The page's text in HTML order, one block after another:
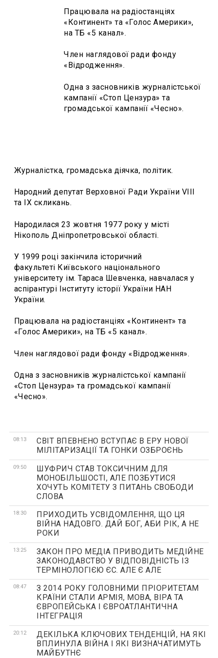
Працювала на радіостанціях
«Континент» та «Голос Америки»,
на ТБ «5 канал».
Член наглядової ради фонду
«Відродження».
Одна з засновників журналістської
кампанії «Стоп Цензура» та
громадської кампанії «Чесно».
Журналістка, громадська діячка, політик.
Народний депутат Верховної Ради України VIII
та ІХ скликань.
Народилася 23 жовтня 1977 року у місті
Нікополь Дніпропетровської області.
У 1999 році закінчила історичний
факультеті Київського національного
університету ім. Тараса Шевченка, навчалася у
аспірантурі Інституту історії України НАН
України.
Працювала на радіостанціях «Континент» та
«Голос Америки», на ТБ «5 канал».
Член наглядової ради фонду «Відродження».
Одна з засновників журналістської кампанії
«Стоп Цензура» та громадської кампанії
«Чесно».
08:13
СВІТ ВПЕВНЕНО ВСТУПАЄ В ЕРУ НОВОЇ
МІЛІТАРИЗАЦІЇ ТА ГОНКИ ОЗБРОЄНЬ
09:50
ШУФРИЧ СТАВ ТОКСИЧНИМ ДЛЯ
МОНОБІЛЬШОСТІ, АЛЕ ПОЗБУТИСЯ
ХОЧУТЬ КОМІТЕТУ З ПИТАНЬ СВОБОДИ
СЛОВА
18:30
ПРИХОДИТЬ УСВІДОМЛЕННЯ, ЩО ЦЯ
ВІЙНА НАДОВГО. ДАЙ БОГ, АБИ РІК, А НЕ
РОКИ
13:25
ЗАКОН ПРО МЕДІА ПРИВОДИТЬ МЕДІЙНЕ
ЗАКОНОДАВСТВО У ВІДПОВІДНІСТЬ ІЗ
ТЕРМІНОЛОГІЄЮ ЄС. АЛЕ Є АЛЕ
08:47
З 2014 РОКУ ГОЛОВНИМИ ПРІОРИТЕТАМ
КРАЇНИ СТАЛИ АРМІЯ, МОВА, ВІРА ТА
ЄВРОПЕЙСЬКА І ЄВРОАТЛАНТИЧНА
ІНТЕГРАЦІЯ
20:12
ДЕКІЛЬКА КЛЮЧОВИХ ТЕНДЕНЦІЙ, НА ЯКІ
ВПЛИНУЛА ВІЙНА І ЯКІ ВИЗНАЧАТИМУТЬ
МАЙБУТНЄ